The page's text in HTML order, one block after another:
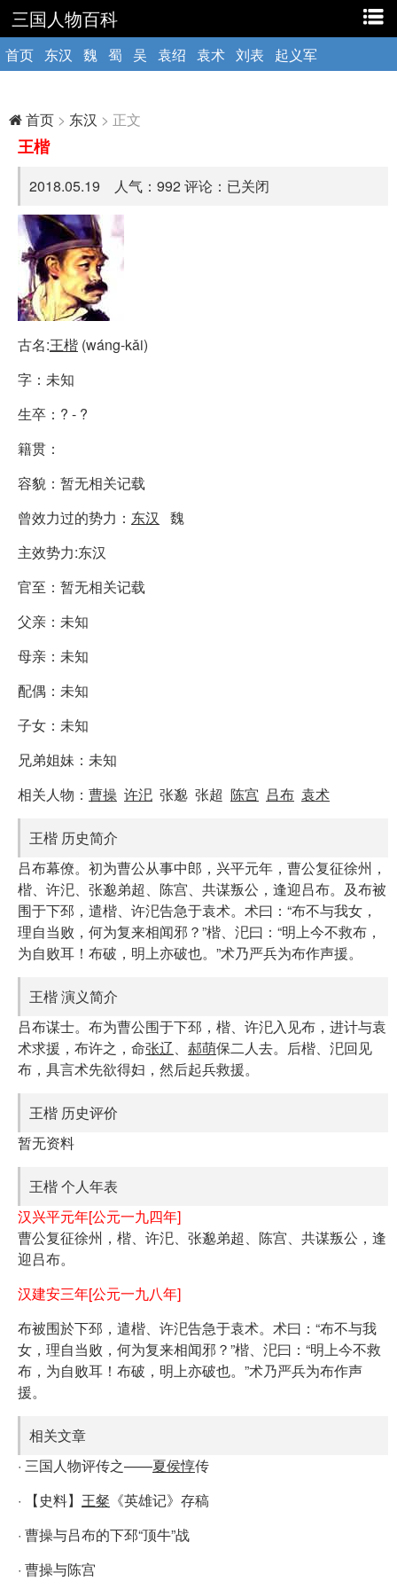
三国人物百科
首页 东汉 魏 蜀 吴 袁绍 袁术 刘表 起义军
首页 > 东汉 > 正文
王楷
2018.05.19 人气： 992 评论：已关闭
古名:王楷 (wáng-kǎi)
字：未知
生卒：? - ?
籍贯：
容貌：暂无相关记载
曾效力过的势力： 东汉 魏
主效势力:东汉
官至：暂无相关记载
父亲：未知
母亲：未知
配偶：未知
子女：未知
兄弟姐妹：未知
相关人物： 曹操 许汜 张邈 张超 陈宫 吕布 袁术
王楷 历史简介
吕布幕僚。初为曹公从事中郎，兴平元年，曹公复征徐州，
楷、许汜、张邈弟超、陈宫、共谋叛公，逢迎吕布。及布被
围于下邳，遣楷、许汜告急于袁术。术曰：“布不与我女，
理自当败，何为复来相闻邪？”楷、汜曰：“明上今不救布，
为自败耳！布破，明上亦破也。”术乃严兵为布作声援。
王楷 演义简介
吕布谋士。布为曹公围于下邳，楷、许汜入见布，进计与袁
术求援，布许之，命张辽、 郝萌保二人去。后楷、汜回见
布，具言术先欲得妇，然后起兵救援。
王楷 历史评价
暂无资料
王楷 个人年表
汉兴平元年[公元一九四年]
曹公复征徐州，楷、许汜、张邈弟超、陈宫、共谋叛公，逢
迎吕布。
汉建安三年[公元一九八年]
布被围於下邳，遣楷、许汜告急于袁术。术曰：“布不与我
女，理自当败，何为复来相闻邪？”楷、汜曰：“明上今不救
布，为自败耳！布破，明上亦破也。”术乃严兵为布作声
援。
相关文章
· 三国人物评传之——夏侯惇传
· 【史料】 王粲 《英雄记》存稿
· 曹操与吕布的下邳“顶牛”战
· 曹操与陈宫